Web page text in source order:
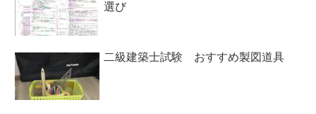
選び
二級建築士試験 おすすめ製図道具